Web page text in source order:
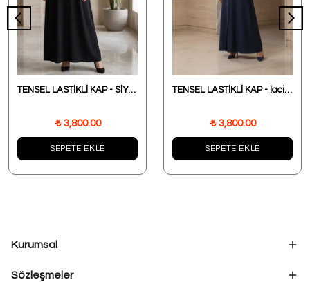
TENSEL LASTİKLİ KAP - SİYAH
₺ 3,800.00
SEPETE EKLE
TENSEL LASTİKLİ KAP - lacivert
₺ 3,800.00
SEPETE EKLE
Kurumsal
Sözleşmeler